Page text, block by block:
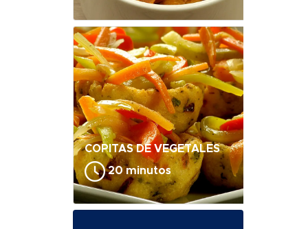
COPITAS DE VEGETALES
20 minutos